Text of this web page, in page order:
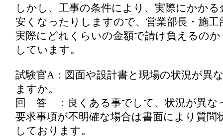
しかし、工事の条件により、実際にかか
安くなったりしますので、営業部長・施工
実際にどれくらいの金額で請け負えるの
しています。
試験官A：図面や設計書と現場の状況が異
ますか。
回 答 ：良くある事でして、状況が異な
要求事項が不明確な場合は書面により質問
しております。